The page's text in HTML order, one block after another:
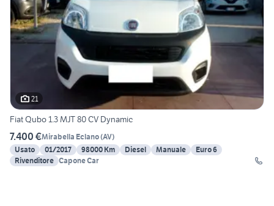
21
Fiat Qubo 1.3 MJT 80 CV Dynamic
7.400 €Mirabella Eclano(AV)
Usato
01/2017 98000 Km Diesel Manuale
Euro 6
Rivenditore Capone Car